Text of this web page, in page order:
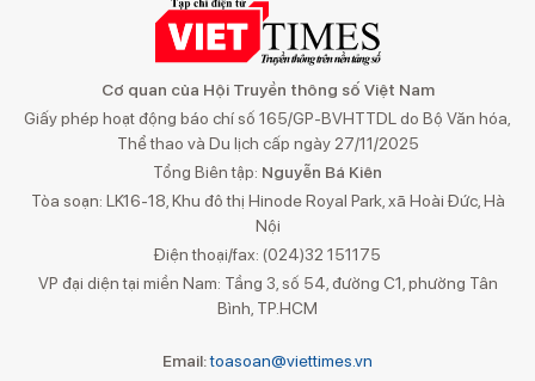
Cơ quan của Hội Truyền thông số Việt Nam
Giấy phép hoạt động báo chí số 165/GP-BVHTTDL do Bộ Văn hóa,
Thể thao và Du lịch cấp ngày 27/11/2025
Tổng Biên tập: Nguyễn Bá Kiên
Tòa soạn: LK16-18, Khu đô thị Hinode Royal Park, xã Hoài Đức, Hà
Nội
Điện thoại/fax: (024)32 151175
VP đại diện tại miền Nam: Tầng 3, số 54, đường C1, phường Tân
Bình, TP.HCM
Email:toasoan@viettimes.vn